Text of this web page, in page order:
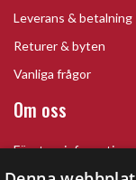
Leverans & betalning
Returer & byten
Vanliga frågor
Om oss
Företagsinformation